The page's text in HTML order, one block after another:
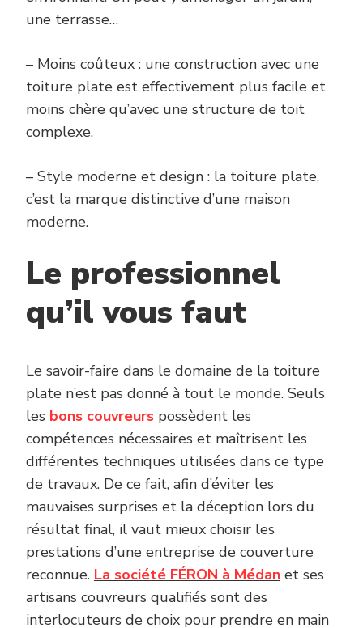
une terrasse…
– Moins coûteux : une construction avec une
toiture plate est effectivement plus facile et
moins chère qu’avec une structure de toit
complexe.
– Style moderne et design : la toiture plate,
c’est la marque distinctive d’une maison
moderne.
Le professionnel
qu’il vous faut
Le savoir-faire dans le domaine de la toiture
plate n’est pas donné à tout le monde. Seuls
les bons couvreurs possèdent les
compétences nécessaires et maîtrisent les
différentes techniques utilisées dans ce type
de travaux. De ce fait, afin d’éviter les
mauvaises surprises et la déception lors du
résultat final, il vaut mieux choisir les
prestations d’une entreprise de couverture
reconnue. La société FÉRON à Médan et ses
artisans couvreurs qualifiés sont des
interlocuteurs de choix pour prendre en main